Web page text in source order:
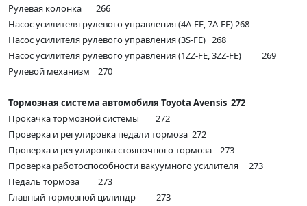
Рулевая колонка 266
Насос усилителя рулевого управления (4A-FE, 7A-FE) 268
Насос усилителя рулевого управления (3S-FE) 268
Насос усилителя рулевого управления (1ZZ-FE, 3ZZ-FE) 269
Рулевой механизм 270
Тормозная система автомобиля Toyota Avensis 272
Прокачка тормозной системы 272
Проверка и регулировка педали тормоза 272
Проверка и регулировка стояночного тормоза 273
Проверка работоспособности вакуумного усилителя 273
Педаль тормоза 273
Главный тормозной цилиндр 273